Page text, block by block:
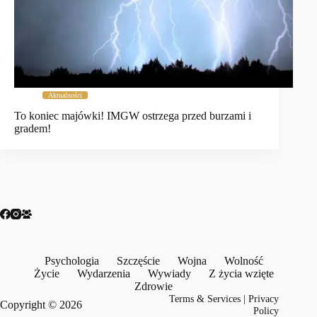
Aktualności
To koniec majówki! IMGW ostrzega przed burzami i
gradem!
Psychologia Szczęście Wojna
Wolność
Życie
Wydarzenia Wywiady
Z życia wzięte
Zdrowie
Copyright © 2026
Terms & Services |Privacy
Policy